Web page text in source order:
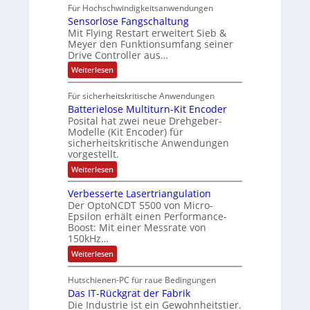
e
s
c
h
ä
f
t
c
h
e
A
u
t
o
a
t
i
o
n
g
e
w
ä
l
t
r
b
e
i
t
s
k
ä
f
t
e
p
a
n
d
i
e
t
u
n
d
4
0
A
C
-
N
e
t
z
t
e
l
e
r
h
ä
l
t
S
c
h
u
t
z
a
k
b
s
c
h
Für Hochschwindigkeitsanwendungen
Sensorlose Fangschaltung
Mit Flying Restart erweitert Sieb &
Meyer den Funktionsumfang seiner
Drive Controller aus…
Weiterlesen:
S
n
s
o
r
l
o
s
e
F
a
n
g
s
c
h
a
l
t
n
g
Für sicherheitskritische Anwendungen
Batterielose Multiturn-Kit Encoder
Posital hat zwei neue Drehgeber-
Modelle (Kit Encoder) für
sicherheitskritische Anwendungen
vorgestellt.
Weiterlesen:
B
t
t
e
r
e
l
o
e
M
u
Verbesserte Lasertriangulation
Der OptoNCDT 5500 von Micro-
Epsilon erhält einen Performance-
Boost: Mit einer Messrate von
150kHz…
Weiterlesen:
V
r
b
e
Hutschienen-PC für raue Bedingungen
Das IT-Rückgrat der Fabrik
Die Industrie ist ein Gewohnheitstier.